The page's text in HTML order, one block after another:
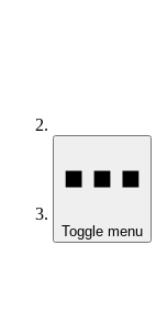
Toggle menu